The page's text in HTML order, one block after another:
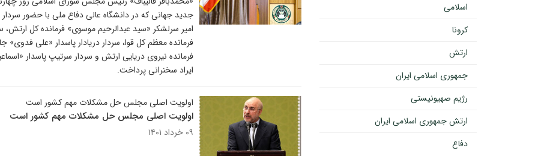
جدید جهانی که در دانشگاه عالی دفاع ملی با حضور
امیر سرلشکر «سید عبدالرحیم موسوی» فرمانده کل
فرمانده معظم کل قوا، سردار دریادار پاسدار «علی فدوی»
فرمانده نیروی دریایی ارتش و سردار سرتیپ پاسدار
ایراد سخنرانی پرداخت.
اولویت اصلی مجلس حل مشکلات مهم کشور است
اولویت اصلی مجلس حل مشکلات مهم کشور است
۰۹ خرداد ۱۴۰۱
اسلامی
کرونا
ارتش
جمهوری اسلامی ایران
رژیم صهیونیستی
ارتش جمهوری اسلامی ایران
دفاع